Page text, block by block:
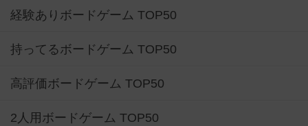
経験ありボードゲーム TOP50
持ってるボードゲーム TOP50
高評価ボードゲーム TOP50
2人用ボードゲーム TOP50